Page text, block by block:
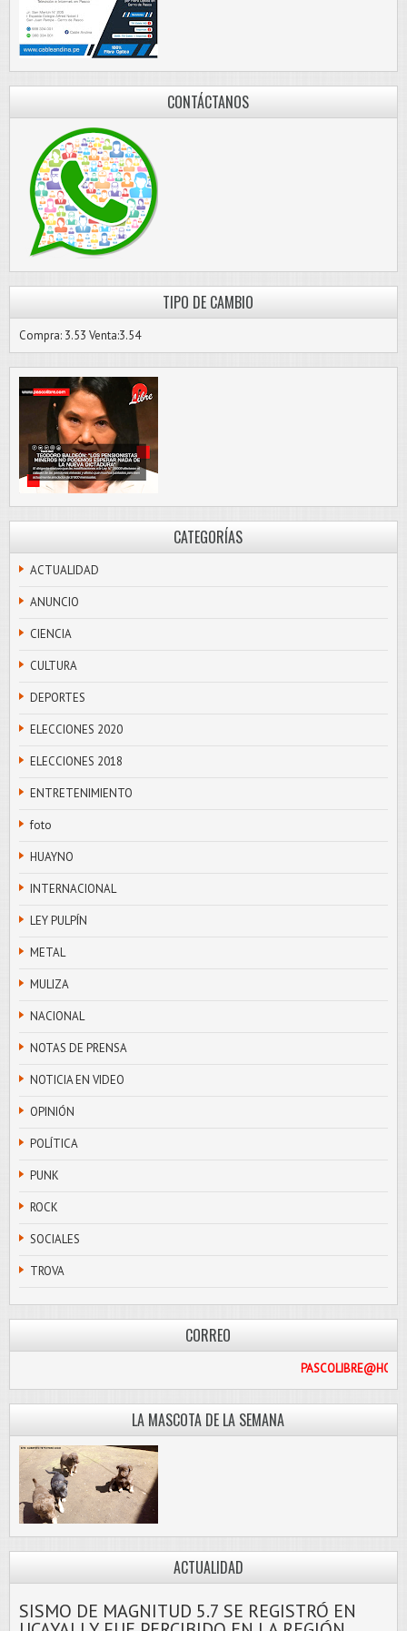
CONTÁCTANOS
TIPO DE CAMBIO
Compra: 3.53 Venta:3.54
CATEGORÍAS
ACTUALIDAD
ANUNCIO
CIENCIA
CULTURA
DEPORTES
ELECCIONES 2020
ELECCIONES 2018
ENTRETENIMIENTO
foto
HUAYNO
INTERNACIONAL
LEY PULPÍN
METAL
MULIZA
NACIONAL
NOTAS DE PRENSA
NOTICIA EN VIDEO
OPINIÓN
POLÍTICA
PUNK
ROCK
SOCIALES
TROVA
CORREO
LA MASCOTA DE LA SEMANA
ACTUALIDAD
SISMO DE MAGNITUD 5.7 SE REGISTRÓ EN